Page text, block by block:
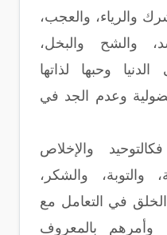
والرياء، والعجب،
والشح والبخل،
وحبها لذاتها
وعدم الجد في
والإخلاص
والتوبة، والشكر،
في التعامل مع
وأمرهم بالمعروف